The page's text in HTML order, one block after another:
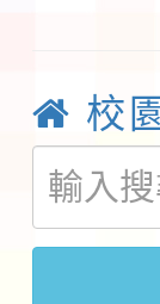
桃
開
「
校